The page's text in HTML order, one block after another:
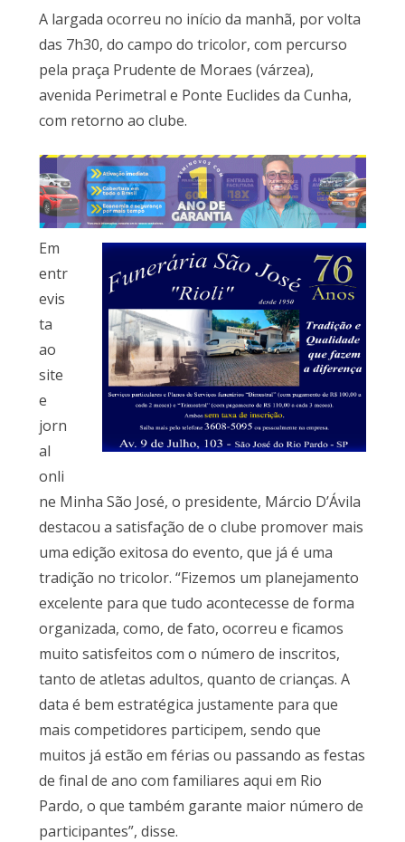
A largada ocorreu no início da manhã, por volta
das 7h30, do campo do tricolor, com percurso
pela praça Prudente de Moraes (várzea),
avenida Perimetral e Ponte Euclides da Cunha,
com retorno ao clube.
Em
entr
evis
ta
ao
site
e
jorn
al
onli
ne Minha São José, o presidente, Márcio D’Ávila
destacou a satisfação de o clube promover mais
uma edição exitosa do evento, que já é uma
tradição no tricolor. “Fizemos um planejamento
excelente para que tudo acontecesse de forma
organizada, como, de fato, ocorreu e ficamos
muito satisfeitos com o número de inscritos,
tanto de atletas adultos, quanto de crianças. A
data é bem estratégica justamente para que
mais competidores participem, sendo que
muitos já estão em férias ou passando as festas
de final de ano com familiares aqui em Rio
Pardo, o que também garante maior número de
participantes”, disse.